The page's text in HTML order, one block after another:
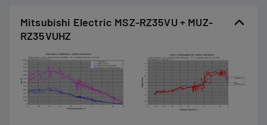
Mitsubishi Electric MSZ-RZ35VU + MUZ-
RZ35VUHZ